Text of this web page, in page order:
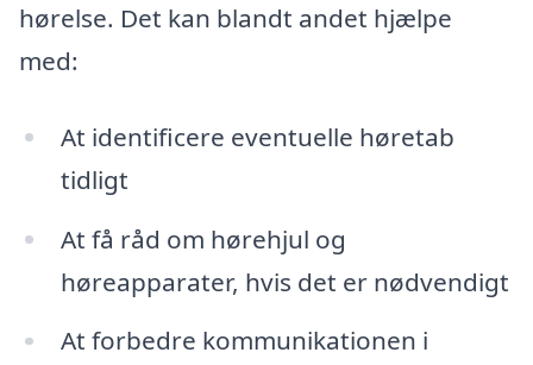
hørelse. Det kan blandt andet hjælpe
med:
At identificere eventuelle høretab
tidligt
At få råd om hørehjul og
høreapparater, hvis det er nødvendigt
At forbedre kommunikationen i